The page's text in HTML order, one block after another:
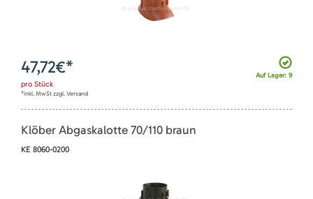
Auf Lager: 9
47,72€*
pro Stück
*inkl. MwSt zzgl. Versand
Klöber Abgaskalotte 70/110 braun
KE 8060-0200